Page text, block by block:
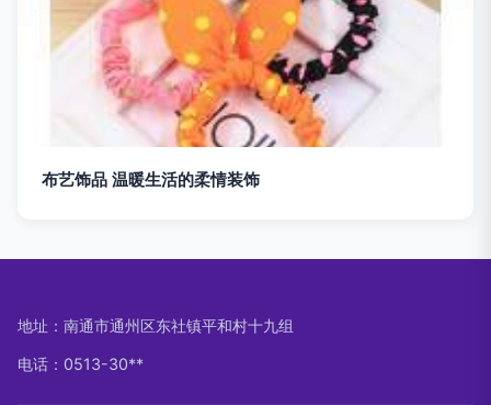
布艺饰品 温暖生活的柔情装饰
地址：南通市通州区东社镇平和村十九组
电话：0513-30**